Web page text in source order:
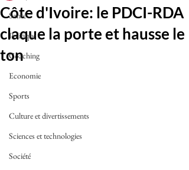
Santé
Politique
Coaching
Economie
Sports
Culture et divertissements
Sciences et technologies
Société
Côte d'Ivoire: le PDCI-RDA
claque la porte et hausse le
ton